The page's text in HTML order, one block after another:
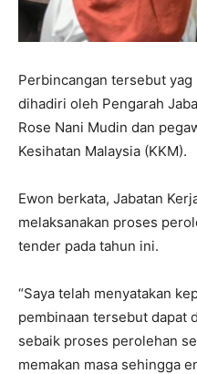
Perbincangan tersebut
dihadiri oleh Pengarah
Rose Nani Mudin dan
Kesihatan Malaysia (KKM).
Ewon berkata, Jabatan
melaksanakan proses
tender pada tahun ini.
“Saya telah menyatakan
pembinaan tersebut dapat
sebaik proses perolehan
memakan masa sehingga